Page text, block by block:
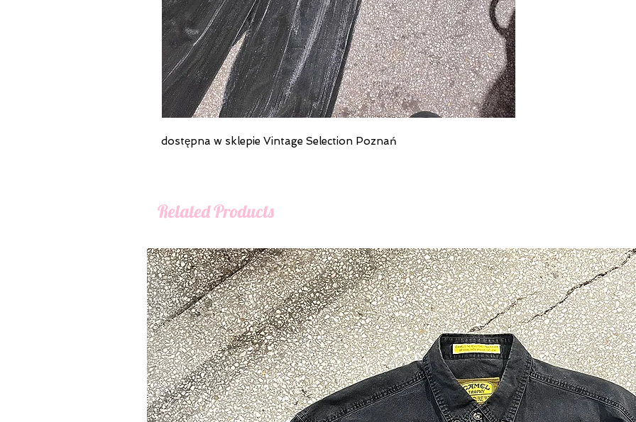
dostępna w sklepie Vintage Selection Poznań
Related Products